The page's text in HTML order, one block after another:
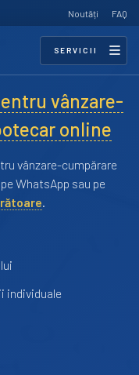
Noutăți FAQ
SERVICII
vânzare-
online
vânzare-cumpărare
WhatsApp sau pe
.
individuale